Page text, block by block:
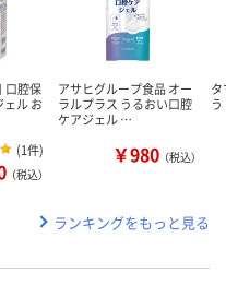
口腔保
ェル お
(1件)
（税込）
アサヒグループ食品 オー
ラルプラス うるおい口腔
ケアジェル …
￥980 （税込）
う
ランキングをもっと見る